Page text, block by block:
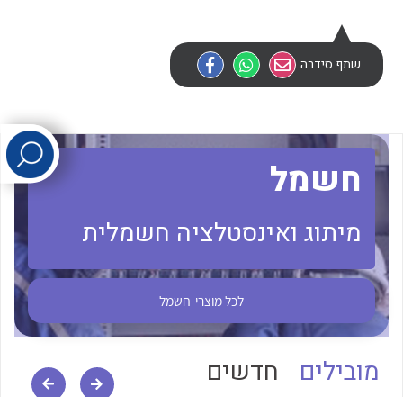
לכל מוצרי היצרן
לכל מוצרי היצרן לכל מוצרי היצרן
שתף סידרה
חשמל
מיתוג ואינסטלציה חשמלית
לכל מוצרי חשמל
מובילים חדשים